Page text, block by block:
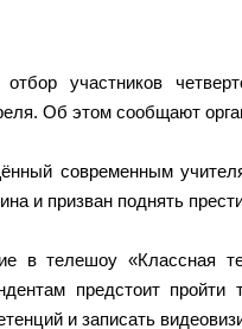
отбор участников
Об этом сообщают
современным
и призван поднять
в телешоу «Классная
предстоит пройти
и записать